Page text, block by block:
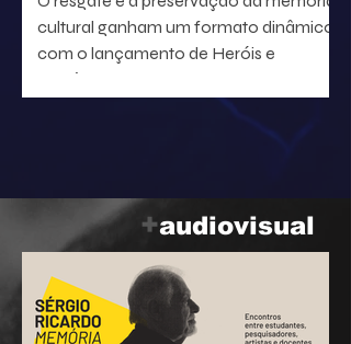
cultural ganham um formato dinâmico
com o lançamento de Heróis e
heroínas da MPB. O projeto, idealizado
pelo radialista e produtor Geraldo Leite
— integrante do grupo Rumo, nome
Baptistão, propõe uma navegação
interativa pela história da música
popular brasileira.
+audiovisual